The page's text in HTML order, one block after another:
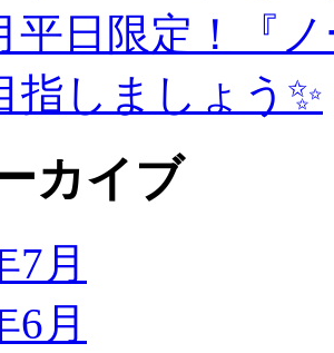
平日限定！『
指しましょう✨
カイブ
7月
6月